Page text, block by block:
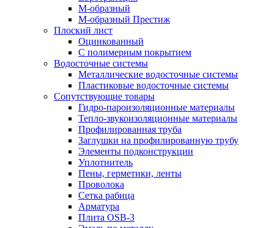
М-образный
М-образный Престиж
Плоский лист
Оцинкованный
С полимерным покрытием
Водосточные системы
Металлические водосточные системы
Пластиковые водосточные системы
Сопутствующие товары
Гидро-пароизоляционные материалы
Тепло-звукоизоляционные материалы
Профилированная труба
Заглушки на профилированную трубу
Элементы подконструкции
Уплотнитель
Пены, герметики, ленты
Проволока
Сетка рабица
Арматура
Плита OSB-3